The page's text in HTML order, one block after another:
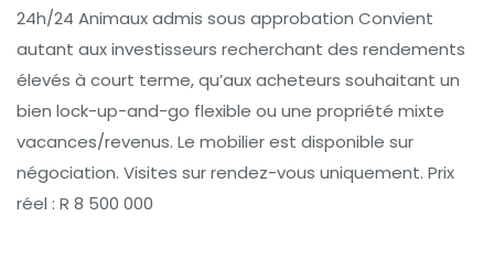
24h/24 Animaux admis sous approbation Convient
autant aux investisseurs recherchant des rendements
élevés à court terme, qu’aux acheteurs souhaitant un
bien lock-up-and-go flexible ou une propriété mixte
vacances/revenus. Le mobilier est disponible sur
négociation. Visites sur rendez-vous uniquement. Prix
réel : R 8 500 000